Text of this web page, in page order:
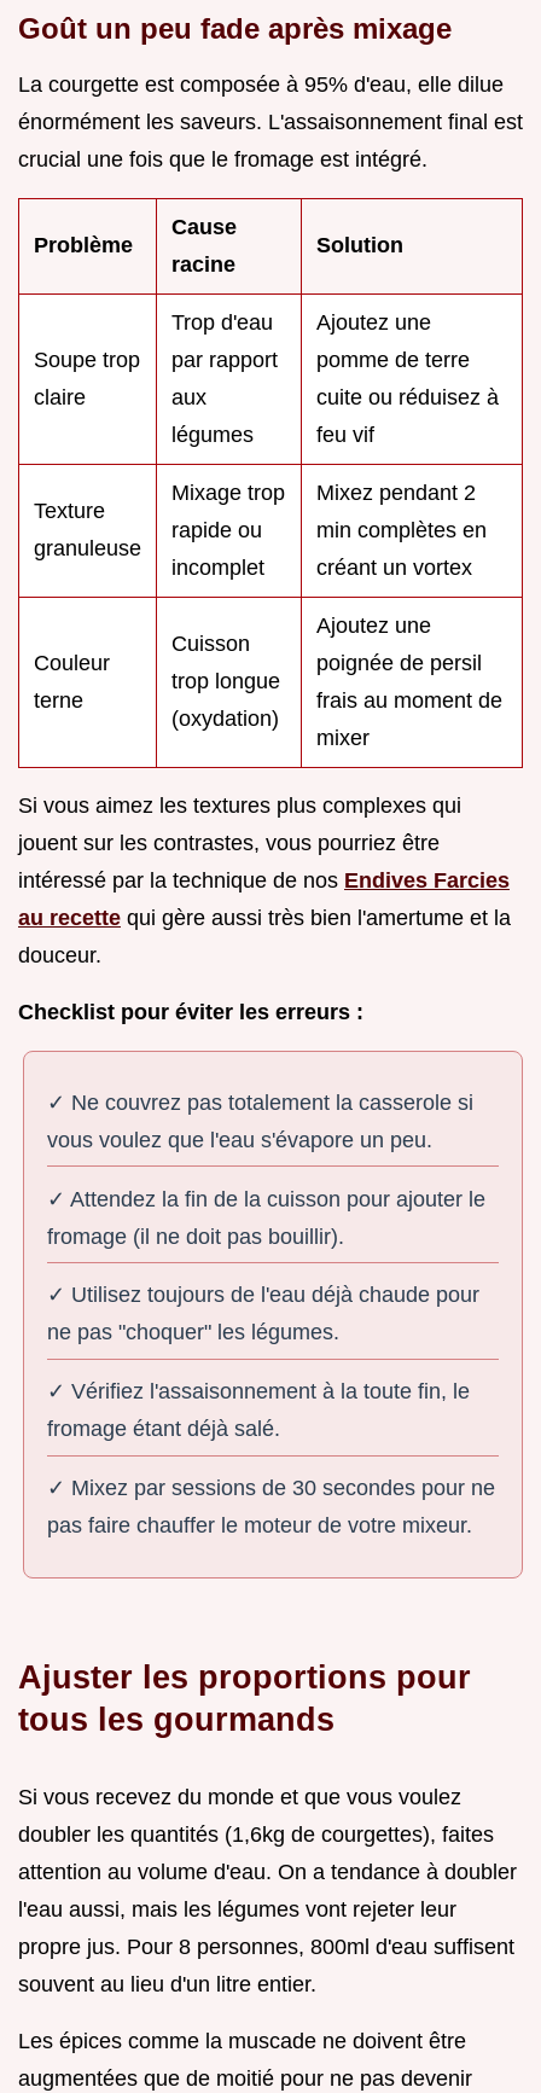
Goût un peu fade après mixage
La courgette est composée à 95% d'eau, elle dilue
énormément les saveurs. L'assaisonnement final est
crucial une fois que le fromage est intégré.
Problème
Cause
racine
Solution
Soupe trop
claire
Trop d'eau
par rapport
aux
légumes
Ajoutez une
pomme de terre
cuite ou réduisez à
feu vif
Texture
granuleuse
Mixage trop
rapide ou
incomplet
Mixez pendant 2
min complètes en
créant un vortex
Couleur
terne
Cuisson
trop longue
(oxydation)
Ajoutez une
poignée de persil
frais au moment de
mixer
Si vous aimez les textures plus complexes qui
jouent sur les contrastes, vous pourriez être
intéressé par la technique de nos Endives Farcies
au recette qui gère aussi très bien l'amertume et la
douceur.
Checklist pour éviter les erreurs :
✓ Ne couvrez pas totalement la casserole si
vous voulez que l'eau s'évapore un peu.
✓ Attendez la fin de la cuisson pour ajouter le
fromage (il ne doit pas bouillir).
✓ Utilisez toujours de l'eau déjà chaude pour
ne pas "choquer" les légumes.
✓ Vérifiez l'assaisonnement à la toute fin, le
fromage étant déjà salé.
✓ Mixez par sessions de 30 secondes pour ne
pas faire chauffer le moteur de votre mixeur.
Ajuster les proportions pour
tous les gourmands
Si vous recevez du monde et que vous voulez
doubler les quantités (1,6kg de courgettes), faites
attention au volume d'eau. On a tendance à doubler
l'eau aussi, mais les légumes vont rejeter leur
propre jus. Pour 8 personnes, 800ml d'eau suffisent
souvent au lieu d'un litre entier.
Les épices comme la muscade ne doivent être
augmentées que de moitié pour ne pas devenir